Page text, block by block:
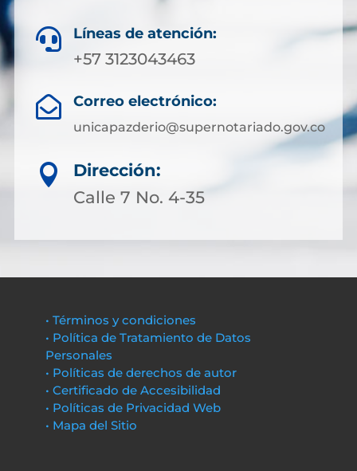
 Líneas de atención:
+57 3123043463
 Correo electrónico:
unicapazderio@supernotariado.gov.co

Dirección:
Calle 7 No. 4-35
• Términos y condiciones
• Política de Tratamiento de Datos
Personales
• Políticas de derechos de autor
• Certificado de Accesibilidad
• Políticas de Privacidad Web
• Mapa del Sitio